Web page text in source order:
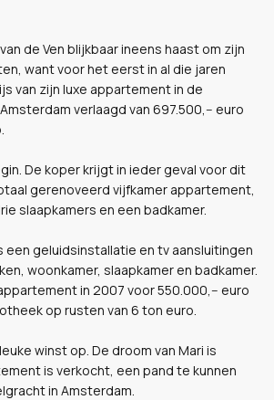
de Ven blijkbaar ineens haast om zijn
want voor het eerst in al die jaren
van zijn luxe appartement in de
verlaagd van 697.500,-- euro
De koper krijgt in ieder geval voor dit
gerenoveerd vijfkamer appartement,
slaapkamers en een badkamer.
een geluidsinstallatie en tv aansluitingen
woonkamer, slaapkamer en badkamer.
in 2007 voor 550.000,-- euro
op rusten van 6 ton euro.
winst op. De droom van Mari is
is verkocht, een pand te kunnen
in Amsterdam.